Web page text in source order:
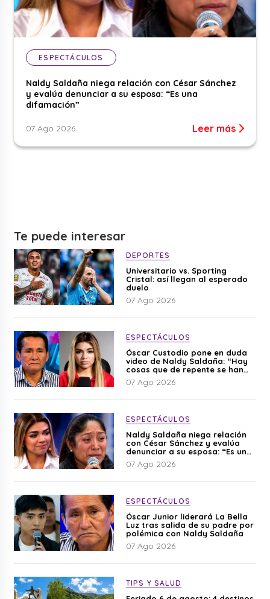
ESPECTÁCULOS
Naldy Saldaña niega relación con César Sánchez
y evalúa denunciar a su esposa: “Es una
difamación”
07 Ago 2026 Leer más
Te puede interesar
DEPORTES
Universitario vs. Sporting
Cristal: así llegan al esperado
duelo
07 Ago 2026
ESPECTÁCULOS
Óscar Custodio pone en duda
video de Naldy Saldaña: “Hay
cosas que de repente se han
editado”
07 Ago 2026
ESPECTÁCULOS
Naldy Saldaña niega relación
con César Sánchez y evalúa
denunciar a su esposa: “Es una
difamación”
07 Ago 2026
ESPECTÁCULOS
Óscar Junior liderará La Bella
Luz tras salida de su padre por
polémica con Naldy Saldaña
07 Ago 2026
TIPS Y SALUD